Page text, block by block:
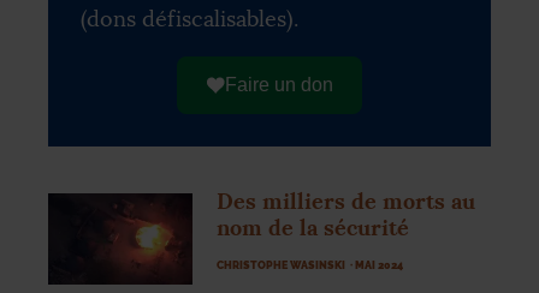
(dons défiscalisables).
Faire un don
Des milliers de morts au
nom de la sécurité
CHRISTOPHE WASINSKI · MAI 2024